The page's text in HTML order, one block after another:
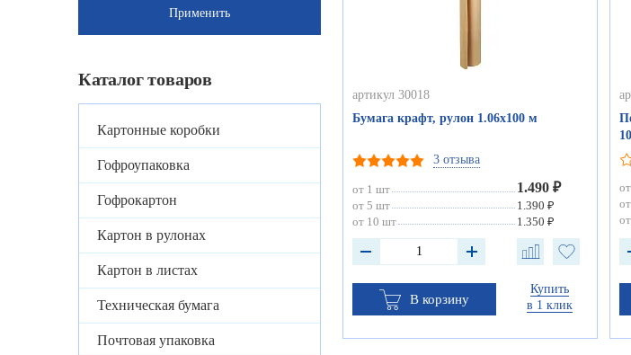
Каталог товаров
Картонные коробки
Гофроупаковка
Гофрокартон
Картон в рулонах
Картон в листах
Техническая бумага
Почтовая упаковка
артикул 30018
Бумага крафт, рулон 1.06х100 м
3 отзыва
от 1 шт 1.490 ₽
от 5 шт
1.390 ₽
от 10 шт
1.350 ₽
В корзину
Купить
в 1 клик